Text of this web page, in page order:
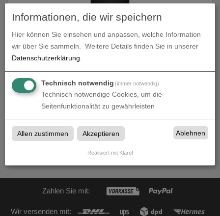
Posterschiene
zum Artikel
Hängesysteme bei Wiedmann Druck + Werbetechnik in
Zahlen Sie mit:
Wir versenden mit:
Informationen, die wir speichern
Hier können Sie einsehen und anpassen, welche Information
wir über Sie sammeln.
Weitere Details finden Sie in unserer
Datenschutzerklärung
Technisch notwendig (immer notwendig)
Technisch notwendige Cookies, um die
Seitenfunktionalität zu gewährleisten
Allen zustimmen Akzeptieren Ablehnen
Realisiert mit Klaro!